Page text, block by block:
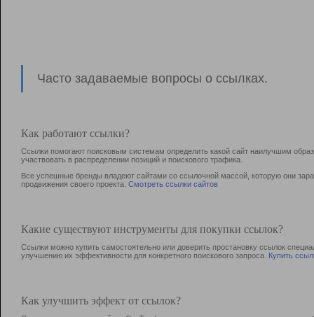
Часто задаваемые вопросы о ссылках.
Как работают ссылки?
Ссылки помогают поисковым системам определить какой сайт наилучшим
участвовать в раcпределении позиций и поискового трафика.
Все успешные бренды владеют сайтами со ссылочной массой, которую они
продвижения своего проекта. Смотреть ссылки сайтов
Какие существуют инструменты для покупки ссылок?
Ссылки можно купить самостоятельно или доверить простановку ссылок
улучшению их эффективности для конкретного поискового запроса. Купить
Как улучшить эффект от ссылок?